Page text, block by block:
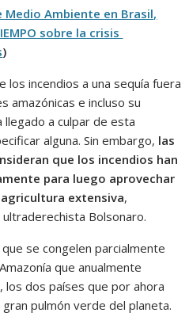
Medio Ambiente en Brasil,
sobre la crisis
)
los incendios a una sequía fuera
amazónicas e incluso su
llegado a culpar de esta
alguna. Sin embargo, las
que los incendios han
para luego aprovechar
extensiva,
Bolsonaro.
se congelen parcialmente
que anualmente
los dos países que por ahora
pulmón verde del planeta.